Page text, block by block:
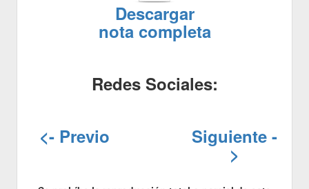
Descargar
nota completa
Redes Sociales:
<- Previo Siguiente -
>